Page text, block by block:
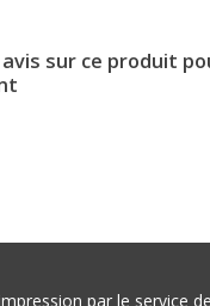
sur ce produit
par le service